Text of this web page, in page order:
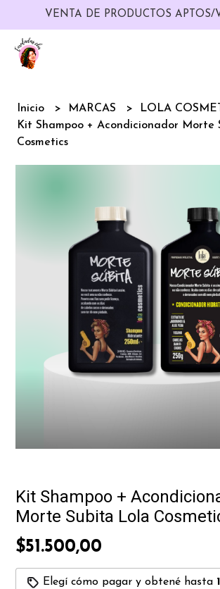
VENTA DE PRODUCTOS APTOS/
Inicio MARCAS
LOLA
Kit Shampoo + Acondicionador Morte
Cosmetics
Kit Shampoo +
Morte Subita Lola
$51.500,00
Elegí cómo pagar y obtené hasta